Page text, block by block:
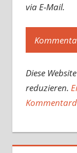
via E-Mail.
Diese
reduzieren.